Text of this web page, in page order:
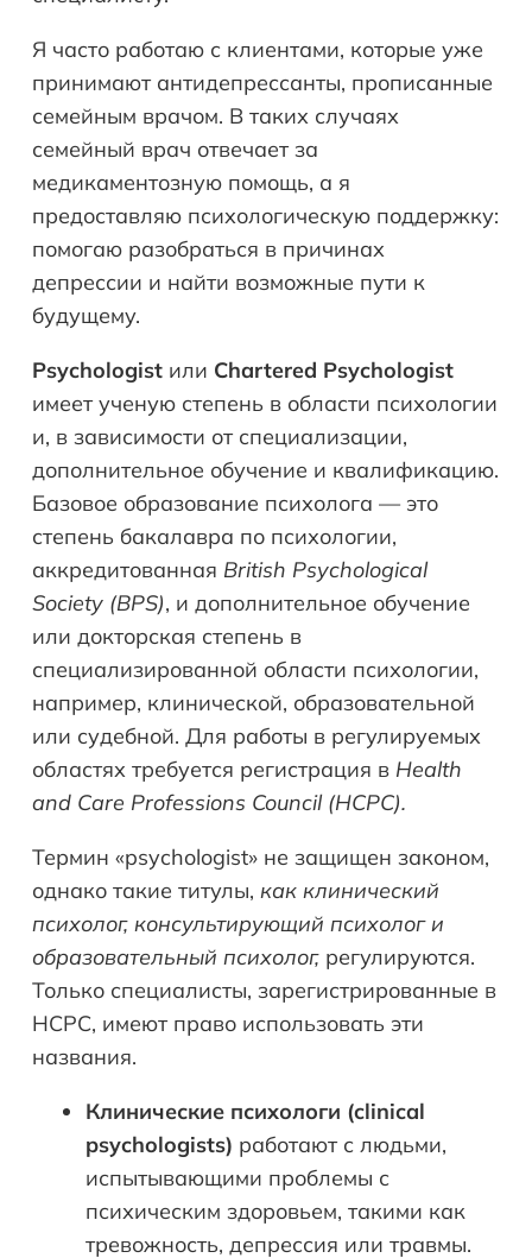
Я часто работаю с клиентами, которые уже
принимают антидепрессанты, прописанные
семейным врачом. В таких случаях
семейный врач отвечает за
медикаментозную помощь, а я
предоставляю психологическую поддержку:
помогаю разобраться в причинах
депрессии и найти возможные пути к
будущему.
Psychologist или Chartered Psychologist
имеет ученую степень в области психологии
и, в зависимости от специализации,
дополнительное обучение и квалификацию.
Базовое образование психолога — это
степень бакалавра по психологии,
аккредитованная British Psychological
Society (BPS), и дополнительное обучение
или докторская степень в
специализированной области психологии,
например, клинической, образовательной
или судебной. Для работы в регулируемых
областях требуется регистрация в Health
and Care Professions Council(HCPC).
Термин «psychologist» не защищен законом,
однако такие титулы, как клинический
психолог, консультирующий психолог и
образовательный психолог, регулируются.
Только специалисты, зарегистрированные в
HCPC, имеют право использовать эти
названия.
Клинические психологи (clinical
psychologists) работают с людьми,
испытывающими проблемы с
психическим здоровьем, такими как
тревожность, депрессия или травмы.